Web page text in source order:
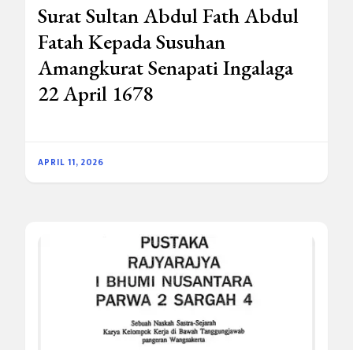
Surat Sultan Abdul Fath Abdul
Fatah Kepada Susuhan
Amangkurat Senapati Ingalaga
22 April 1678
APRIL 11, 2026